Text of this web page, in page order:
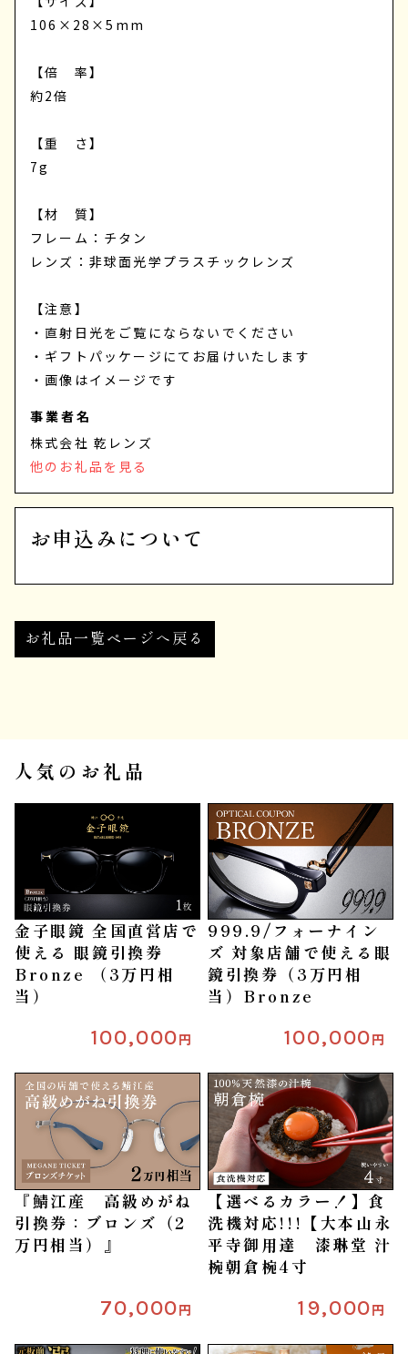
106×28×5mm
【倍 率】
約2倍
【重 さ】
7g
【材 質】
フレーム：チタン
レンズ：非球面光学プラスチックレンズ
【注意】
・直射日光をご覧にならないでください
・ギフトパッケージにてお届けいたします
・画像はイメージです
事業者名
株式会社 乾レンズ
他のお礼品を見る
お申込みについて
お礼品一覧ページへ戻る
人気のお礼品
金子眼鏡 全国直営店で
使える 眼鏡引換券
Bronze （3万円相
当）
100,000円
999.9/フォーナイン
ズ 対象店舗で使える眼
鏡引換券（3万円相
当）Bronze
100,000円
『鯖江産 高級めがね
引換券：ブロンズ（2
万円相当）』
70,000円
【選べるカラー！】食
洗機対応!!!【大本山永
平寺御用達 漆琳堂 汁
椀朝倉椀4寸
19,000円